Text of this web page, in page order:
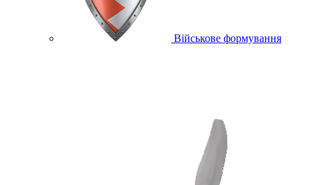
Військове формування